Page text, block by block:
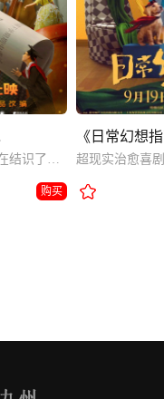
皮皮鲁与鲁西西这对兄妹在结识了五位罐头小人后，使他们的学习和生活发生了翻天覆地的变化，开启了一系列奇幻冒险趣事。
购买
《日常幻想指